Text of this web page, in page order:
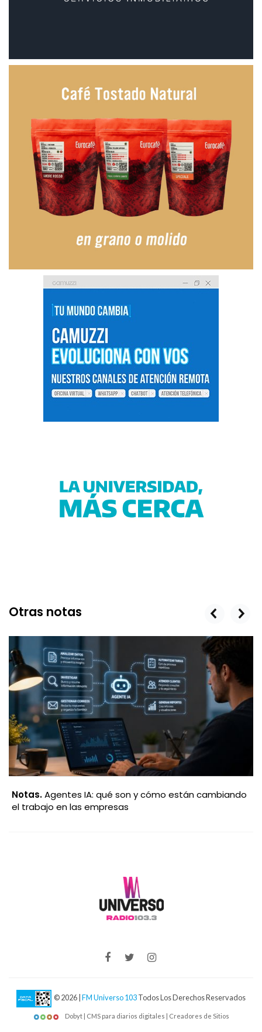
Otras notas
Notas.Agentes IA: qué son y cómo están cambiando
el trabajo en las empresas
prev next
© 2026 | FM Universo 103Todos Los Derechos Reservados
Dobyt | CMS para diarios digitales | Creadores de Sitios